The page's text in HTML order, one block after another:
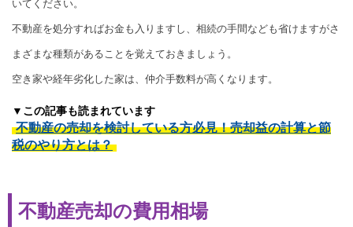
いてください。
不動産を処分すればお金も入りますし、相続の手間なども省けますがさ
まざまな種類があることを覚えておきましょう。
空き家や経年劣化した家は、仲介手数料が高くなります。
▼この記事も読まれています
不動産の売却を検討している方必見！売却益の計算と節
税のやり方とは？
不動産売却の費用相場